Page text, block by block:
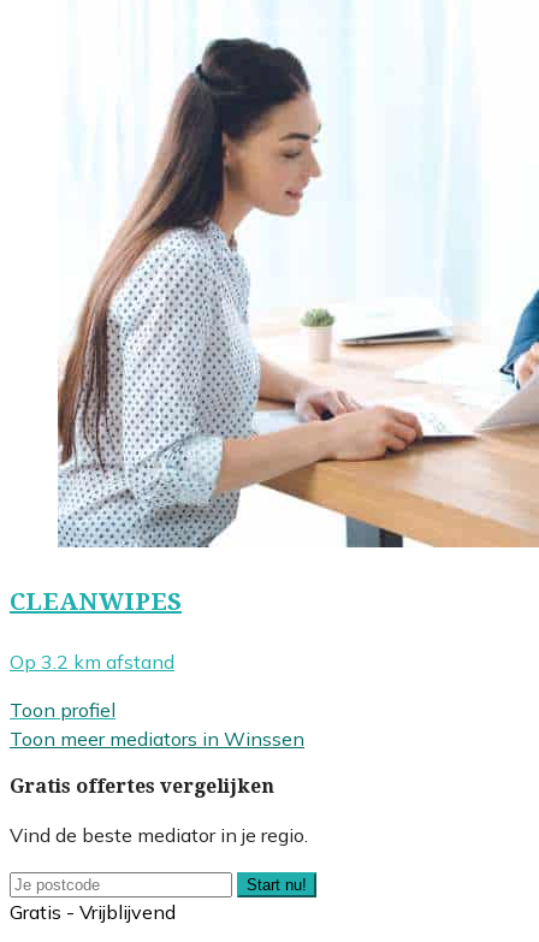
CLEANWIPES
Op 3.2 km afstand
Toon profiel
Toon meer mediators in Winssen
Gratis offertes vergelijken
Vind de beste mediator in je regio.
Start nu!
Gratis - Vrijblijvend